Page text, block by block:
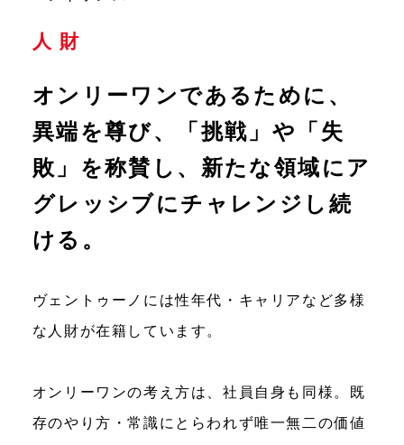
人 財
オンリーワンであるために、
異端を尊び、
「挑戦」や「失
敗」を称賛し、新たな領域にア
グレッシブにチャレンジし続
ける。
ヴェントゥーノには性年代・キャリアなど多様
な人財が在籍しています。
オンリーワンの考え方は、社員自身も同様。既
存のやり方・常識にとらわれず唯一無二の価値